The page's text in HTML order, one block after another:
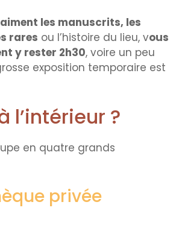
les manuscrits, les
rares ou l’histoire du lieu, vous
y rester 2h30, voire un peu
exposition temporaire est
l’intérieur ?
en quatre grands
privée